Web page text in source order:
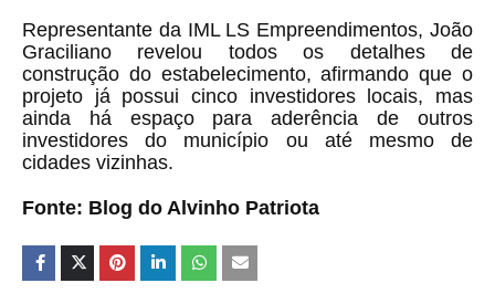
Representante da IML LS Empreendimentos, João
Graciliano revelou todos os detalhes de
construção do estabelecimento, afirmando que o
projeto já possui cinco investidores locais, mas
ainda há espaço para aderência de outros
investidores do município ou até mesmo de
cidades vizinhas.
Fonte: Blog do Alvinho Patriota